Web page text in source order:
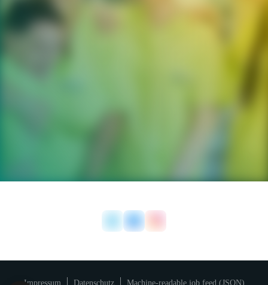
Impressum Datenschutz Machine-readable job feed (JSON)